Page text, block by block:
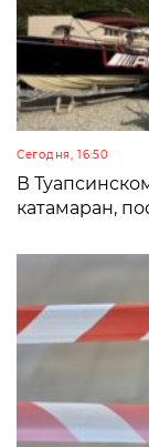
Сегодня, 16:50
В
катамаран,